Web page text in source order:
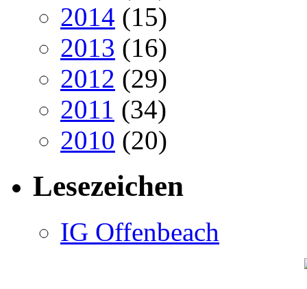
2014 (15)
2013 (16)
2012 (29)
2011 (34)
2010 (20)
Lesezeichen
IG Offenbeach